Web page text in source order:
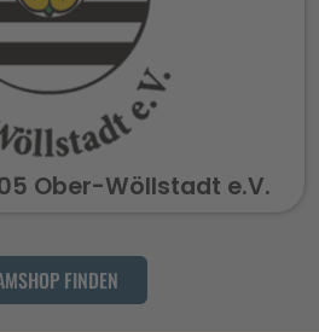
Ober-Wöllstadt e.V.
FINDEN